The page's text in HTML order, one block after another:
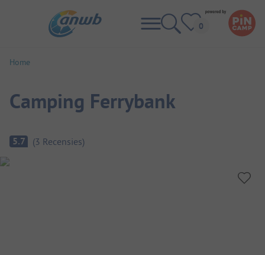
Home
Camping Ferrybank
Camping overzicht
5.7 (3 Recensies)